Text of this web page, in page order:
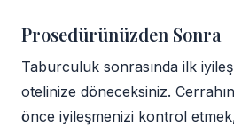
Prosedürünüzden Sonra
Taburculuk sonrasında ilk
otelinize döneceksiniz.
önce iyileşmenizi kontrol